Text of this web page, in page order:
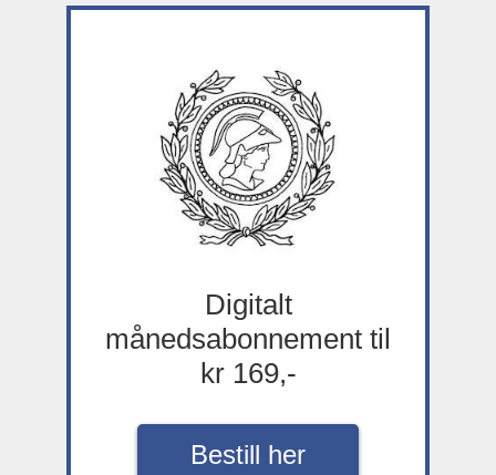
Digitalt
månedsabonnement til
kr 169,-
Bestill her